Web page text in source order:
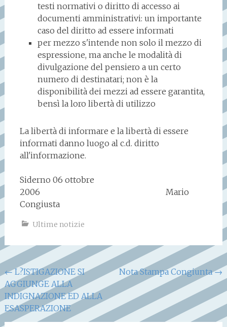
testi normativi o diritto di accesso ai
documenti amministrativi: un importante
caso del diritto ad essere informati
per mezzo s'intende non solo il mezzo di
espressione, ma anche le modalità di
divulgazione del pensiero a un certo
numero di destinatari; non è la
disponibilità dei mezzi ad essere garantita,
bensì la loro libertà di utilizzo
La libertà di informare e la libertà di essere
informati danno luogo al c.d. diritto
all'informazione.
Siderno 06 ottobre
2006 Mario
Congiusta
Ultime notizie
Navigazione
articoli
←L?ISTIGAZIONE SI
AGGIUNGE ALLA
INDIGNAZIONE ED ALLA
ESASPERAZIONE
Nota Stampa Congiunta→